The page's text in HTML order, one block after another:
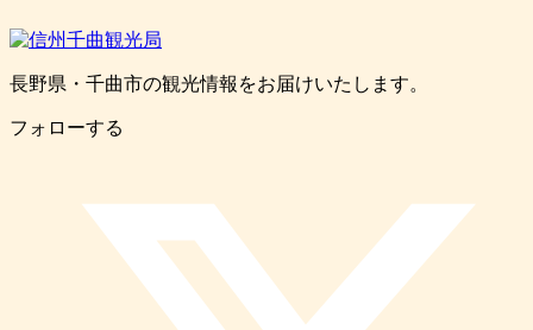
長野県・千曲市の観光情報をお届けいたします。
フォローする